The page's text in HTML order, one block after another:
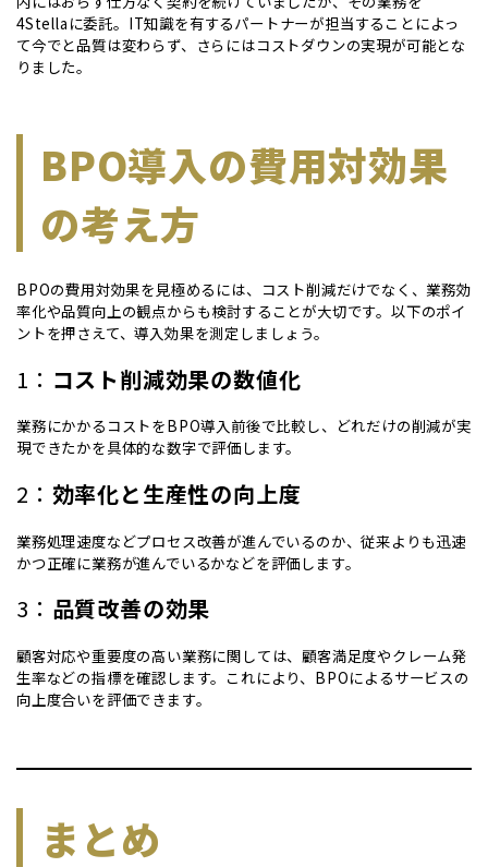
4Stellaに委託。IT知識を有するパートナーが担当することによっ
て今でと品質は変わらず、さらにはコストダウンの実現が可能とな
りました。
BPO導入の費用対効果
の考え方
BPOの費用対効果を見極めるには、コスト削減だけでなく、業務効
率化や品質向上の観点からも検討することが大切です。以下のポイ
ントを押さえて、導入効果を測定しましょう。
1： コスト削減効果の数値化
業務にかかるコストをBPO導入前後で比較し、どれだけの削減が実
現できたかを具体的な数字で評価します。
2： 効率化と生産性の向上度
業務処理速度などプロセス改善が進んでいるのか、従来よりも迅速
かつ正確に業務が進んでいるかなどを評価します。
3： 品質改善の効果
顧客対応や重要度の高い業務に関しては、顧客満足度やクレーム発
生率などの指標を確認します。これにより、BPOによるサービスの
向上度合いを評価できます。
まとめ